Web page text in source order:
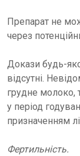
Препарат не
через
Докази будь-
відсутні.
грудне молоко,
у період
призначенням
Фертильність.